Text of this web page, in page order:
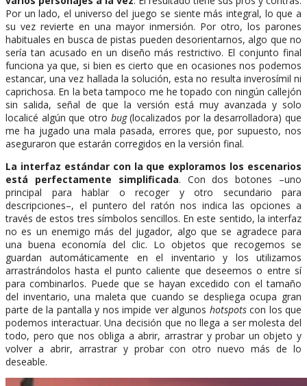
Por un lado, el universo del juego se siente más integral, lo que a
su vez revierte en una mayor inmersión. Por otro, los parones
habituales en busca de pistas pueden desorientarnos, algo que no
sería tan acusado en un diseño más restrictivo. El conjunto final
funciona ya que, si bien es cierto que en ocasiones nos podemos
estancar, una vez hallada la solución, esta no resulta inverosímil ni
caprichosa. En la beta tampoco me he topado con ningún callejón
sin salida, señal de que la versión está muy avanzada y solo
localicé algún que otro bug(localizados por la desarrolladora) que
me ha jugado una mala pasada, errores que, por supuesto, nos
aseguraron que estarán corregidos en la versión final.
La interfaz estándar con la que exploramos los escenarios
está perfectamente simplificada. Con dos botones –uno
principal para hablar o recoger y otro secundario para
descripciones–, el puntero del ratón nos indica las opciones a
través de estos tres símbolos sencillos. En este sentido, la interfaz
no es un enemigo más del jugador, algo que se agradece para
una buena economía del clic. Lo objetos que recogemos se
guardan automáticamente en el inventario y los utilizamos
arrastrándolos hasta el punto caliente que deseemos o entre sí
para combinarlos. Puede que se hayan excedido con el tamaño
del inventario, una maleta que cuando se despliega ocupa gran
parte de la pantalla y nos impide ver algunos hotspotscon los que
podemos interactuar. Una decisión que no llega a ser molesta del
todo, pero que nos obliga a abrir, arrastrar y probar un objeto y
volver a abrir, arrastrar y probar con otro nuevo más de lo
deseable.